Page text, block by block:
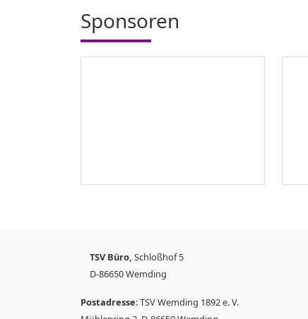
Sponsoren
TSV Büro, Schloßhof 5
D-86650 Wemding
Postadresse: TSV Wemding 1892 e. V.